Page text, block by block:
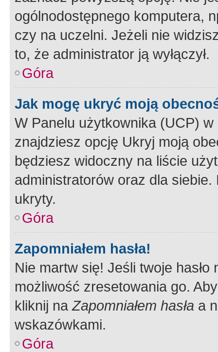
ogólnodostępnego komputera,
czy na uczelni. Jeżeli nie
to, że administrator ją wyłączył.
Góra
Jak mogę ukryć moją
W Panelu użytkownika (UCP) w
znajdziesz opcję Ukryj moją
będziesz widoczny na liście
administratorów oraz dla
ukryty.
Góra
Zapomniałem hasła!
Nie martw się! Jeśli twoje
możliwość zresetowania go.
kliknij naZapomniałem hasła a
wskazówkami.
Góra